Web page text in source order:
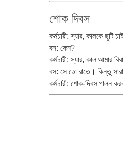
শোক দিবস
কর্মচারী: স্যার, কালকে ছুটি
বস: কেন?
কর্মচারী: স্যার, কাল আমার
বস: সে তো রাতে। কিন্তু
কর্মচারী: শোক-দিবস পালন